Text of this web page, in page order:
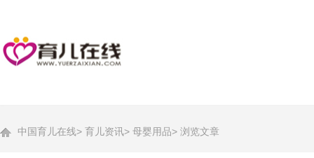
中国育儿在线> 育儿资讯> 母婴用品> 浏览文章